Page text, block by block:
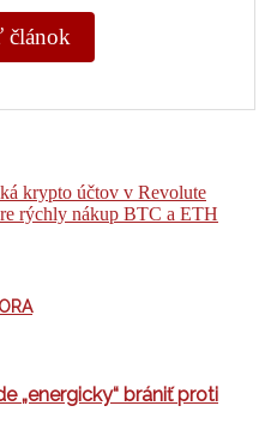
článok
krypto účtov v Revolute
rýchly nákup BTC a ETH
„energicky“ brániť proti